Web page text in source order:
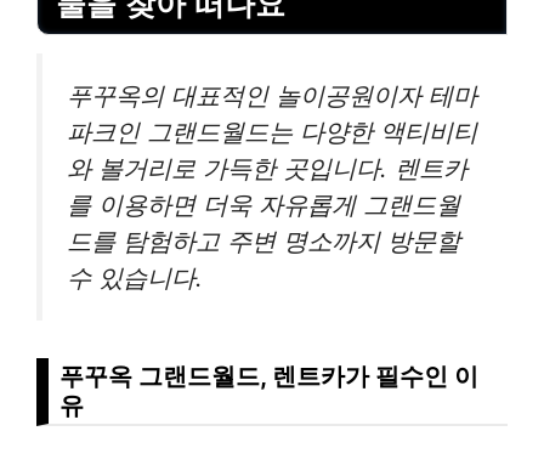
푸꾸옥의 대표적인 놀이공원이자 테마
파크인 그랜드월드는 다양한 액티비티
와 볼거리로 가득한 곳입니다. 렌트카
를 이용하면 더욱 자유롭게 그랜드월
드를 탐험하고 주변 명소까지 방문할
수 있습니다.
푸꾸옥 그랜드월드, 렌트카가 필수인 이
유